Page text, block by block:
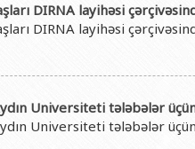
DIRNA layihəsi
DIRNA layihəsi
Universiteti tələbələr
Universiteti tələbələr